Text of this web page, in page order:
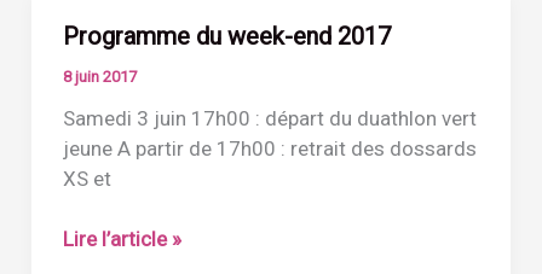
(3
juin
Programme du week-end 2017
8 juin 2017
Samedi 3 juin 17h00 : départ du duathlon vert
jeune A partir de 17h00 : retrait des dossards
XS et
Programme
Lire l’article »